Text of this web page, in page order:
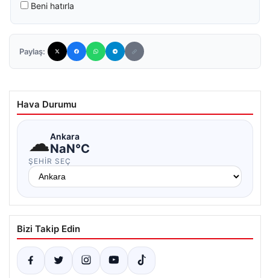
Beni hatırla
Paylaş:
Hava Durumu
☁Ankara
NaN°C
ŞEHIR SEÇ
Bizi Takip Edin